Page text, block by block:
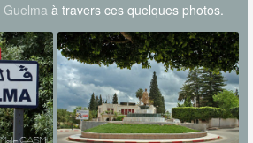
Guelmaà travers ces quelques photos.